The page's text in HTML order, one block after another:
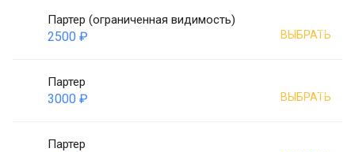
Партер (ограниченная видимость)
2500 ₽ ВЫБРАТЬ
Партер
3000 ₽ ВЫБРАТЬ
Партер